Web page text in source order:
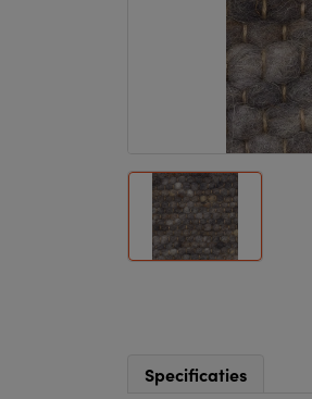
Specificaties